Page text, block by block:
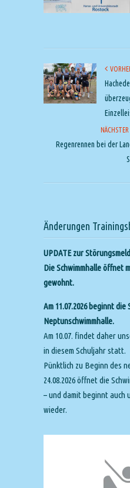
Regenrennen bei der
Änderungen
UPDATE zur
Die Schwimmhalle öffnet
gewohnt.
Am 11.07.2026 beginnt
Neptunschwimmhalle.
Am 10.07. findet daher
in diesem Schuljahr statt.
Pünktlich zu Beginn des
24.08.2026 öffnet die
– und damit beginnt auch
wieder.